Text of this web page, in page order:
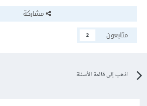
مشاركة
متابعون
2
اذهب إلى قائمة الأسئلة